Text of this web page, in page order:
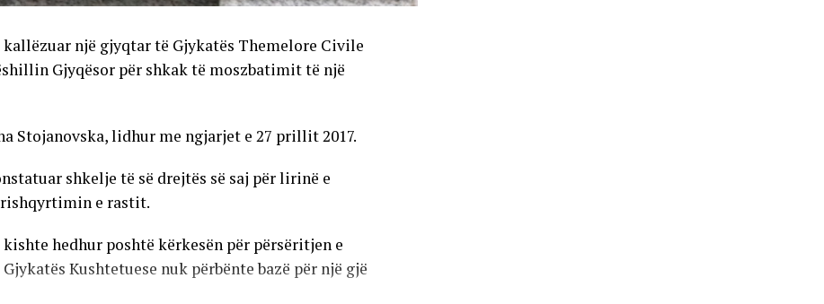
kallëzuar një gjyqtar të Gjykatës Themelore Civile
Gjyqësor për shkak të moszbatimit të një
Stojanovska, lidhur me ngjarjet e 27 prillit 2017.
shkelje të së drejtës së saj për lirinë e
e rastit.
hedhur poshtë kërkesën për përsëritjen e
Kushtetuese nuk përbënte bazë për një gjë